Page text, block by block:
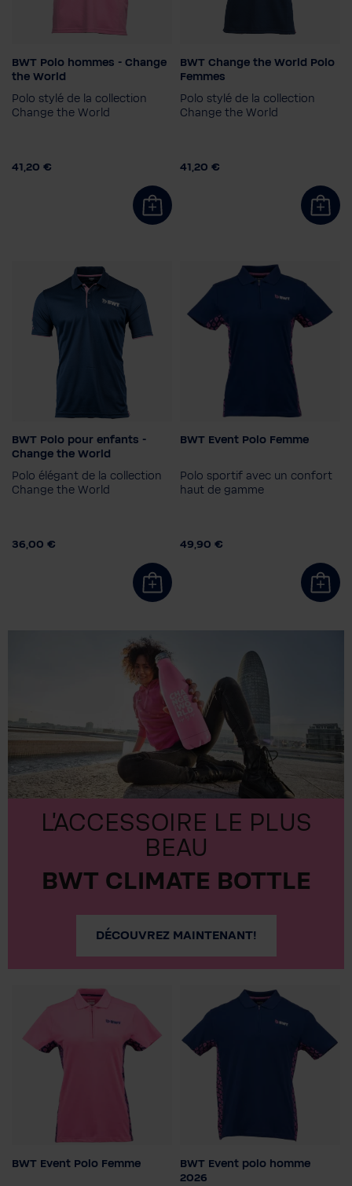
Taille
S
XL 2XL
Couleur
BWT Polo hommes - Change
the World
Polo stylé de la collection
Change the World
41,20 €
Taille
34
36
44
BWT Change the World Polo
Femmes
Polo stylé de la collection
Change the World
41,20 €
Taille
128
140 152
Couleur
BWT Polo pour enfants -
Change the World
Polo élégant de la collection
Change the World
36,00 €
Couleur
Taille
BWT Event Polo Femme
Polo sportif avec un confort
haut de gamme
49,90 €
L'ACCESSOIRE LE PLUS
BEAU
BWT CLIMATE BOTTLE
DÉCOUVREZ MAINTENANT!
Couleur
BWT Event Polo Femme Couleur
BWT Event polo homme
2026